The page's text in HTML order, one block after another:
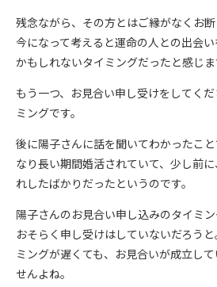
残念ながら、その方とはご縁がなくお断
今になって考えると運命の人との出会
かもしれないタイミングだったと感じま
もう一つ、お見合い申し受けをしてく
ミングです。
後に陽子さんに話を聞いてわかったこ
なり長い期間婚活されていて、少し前
れしたばかりだったというのです。
陽子さんのお見合い申し込みのタイミン
おそらく申し受けはしていないだろう
ミングが遅くても、お見合いが成立し
せんよね。